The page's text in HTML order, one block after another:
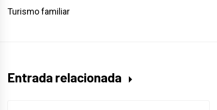
Turismo familiar
Entrada relacionada